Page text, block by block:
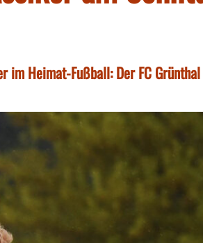
Heimat-Fußball: Der FC